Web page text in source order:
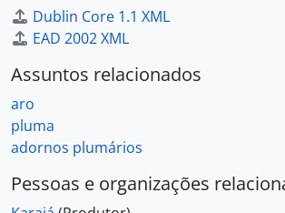
Dublin Core 1.1 XML
EAD 2002 XML
Assuntos relacionados
aro
pluma
adornos plumários
Pessoas e organizações